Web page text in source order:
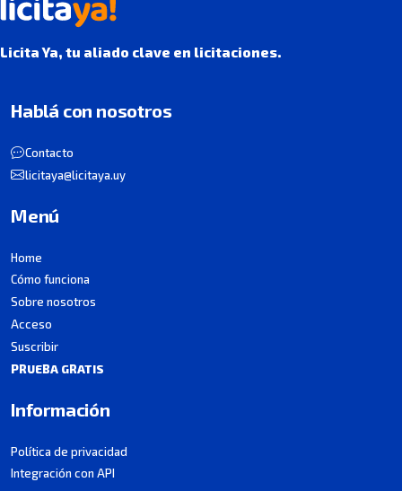
Licita Ya, tu aliado clave en licitaciones.
Hablá con nosotros
Contacto
licitaya@licitaya.uy
Menú
Home
Cómo funciona
Sobre nosotros
Acceso
Suscribir
PRUEBA GRATIS
Información
Política de privacidad
Integración con API